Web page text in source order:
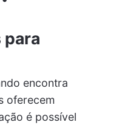
para
encontra
oferecem
é possível